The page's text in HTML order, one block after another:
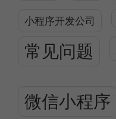
小程序开发公司
常见问题
微信小程序